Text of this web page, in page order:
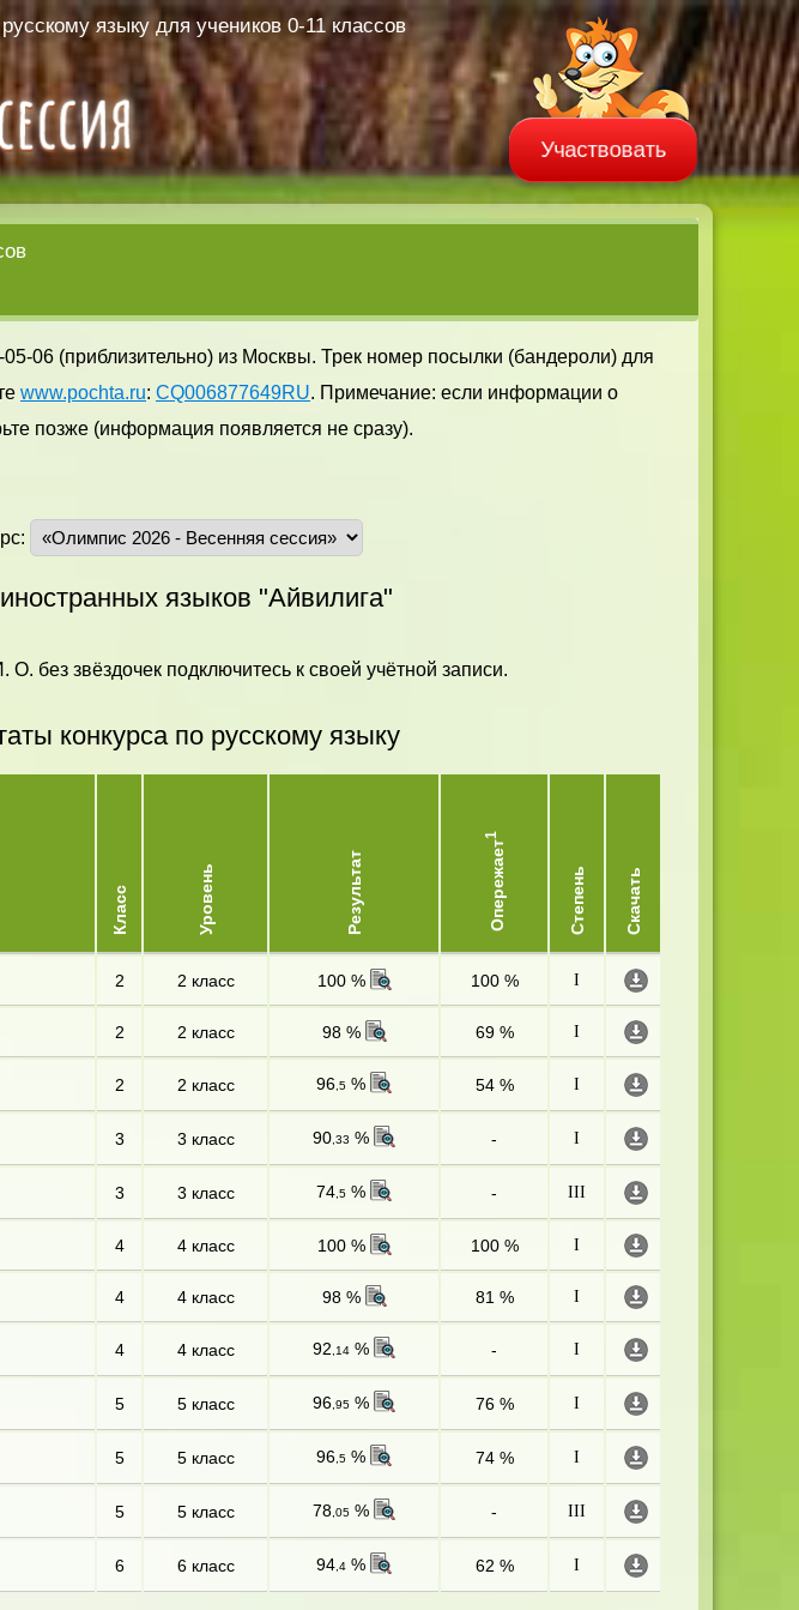
языку для учеников 0-11 классов
Участвовать
06 (приблизительно) из Москвы. Трек номер посылки (бандероли) для
www.pochta.ru: CQ006877649RU. Примечание: если информации о
позже (информация появляется не сразу).
языков "Айвилига"
без звёздочек подключитесь к своей учётной записи.
конкурса по русскому языку
Класс Уровень Результат Опережает
1
Степень Скачать
2 2 класс 100 % 100 % I
2 2 класс 98 % 69 % I
2 2 класс 96 ,5 % 54 % I
3 3 класс 90 ,33 % - I
3 3 класс 74 ,5 % - III
4 4 класс 100 % 100 % I
4 4 класс 98 % 81 % I
4 4 класс 92 ,14 % - I
5 5 класс 96 ,95 % 76 % I
5 5 класс 96 ,5 % 74 % I
5 5 класс 78 ,05 % - III
6 6 класс 94 ,4 % 62 % I